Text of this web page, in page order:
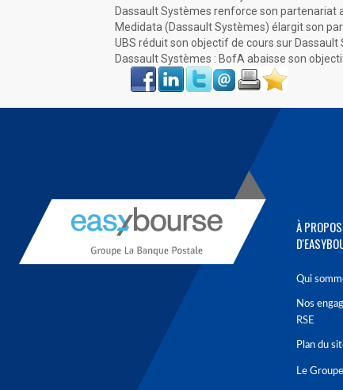
Dassault Systèmes renforce son partenariat
Medidata (Dassault Systèmes) élargit son
UBS réduit son objectif de cours sur Dassault
Dassault Systèmes : BofA abaisse son
Face
book
LinkIn Twitter Envoyer ImprimerFavoris
À PROPOS
Qui
Nos
RSE
Plan du
Le Groupe